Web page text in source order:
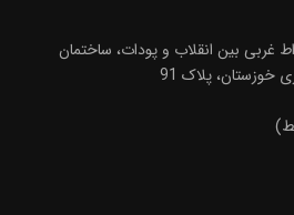
غربی بین انقلاب و پودات، ساختمان